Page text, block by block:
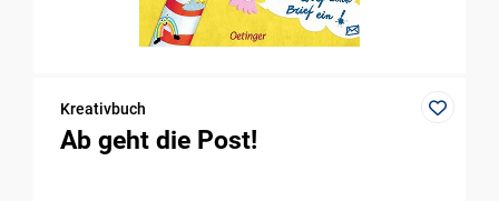
Kreativbuch
Ab geht die Post!